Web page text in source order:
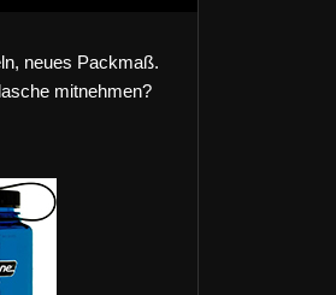
neues Packmaß.
mitnehmen?